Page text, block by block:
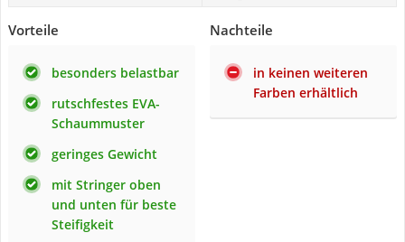
Vorteile
besonders belastbar
rutschfestes EVA-
Schaummuster
geringes Gewicht
mit Stringer oben
und unten für beste
Steifigkeit
Nachteile
in keinen weiteren
Farben erhältlich